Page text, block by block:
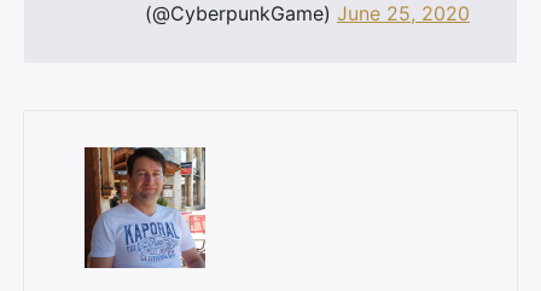
(@CyberpunkGame) June 25, 2020